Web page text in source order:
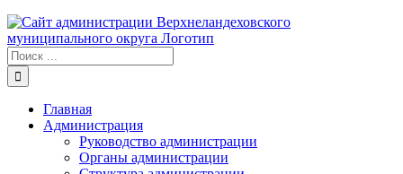
Результат
поиска:
Главная
Администрация
Руководство администрации
Органы администрации